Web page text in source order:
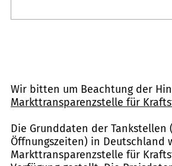
Wir bitten um Beachtung der
Markttransparenzstelle für
Die Grunddaten der Tankstellen
Öffnungszeiten) in Deutschland
Markttransparenzstelle für